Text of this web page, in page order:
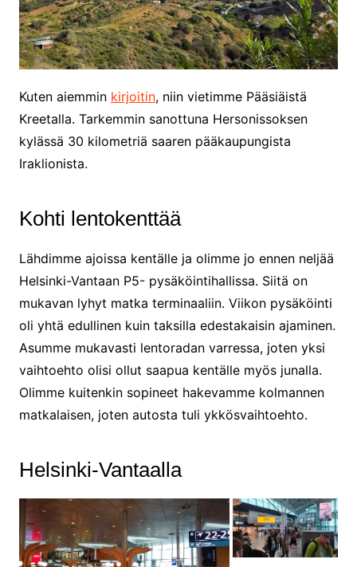
Kuten aiemmin kirjoitin, niin vietimme Pääsiäistä
Kreetalla. Tarkemmin sanottuna Hersonissoksen
kylässä 30 kilometriä saaren pääkaupungista
Iraklionista.
Kohti lentokenttää
Lähdimme ajoissa kentälle ja olimme jo ennen neljää
Helsinki-Vantaan P5- pysäköintihallissa. Siitä on
mukavan lyhyt matka terminaaliin. Viikon pysäköinti
oli yhtä edullinen kuin taksilla edestakaisin ajaminen.
Asumme mukavasti lentoradan varressa, joten yksi
vaihtoehto olisi ollut saapua kentälle myös junalla.
Olimme kuitenkin sopineet hakevamme kolmannen
matkalaisen, joten autosta tuli ykkösvaihtoehto.
Helsinki-Vantaalla